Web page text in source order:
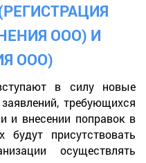
ООО) И
ООО)
в силу новые
требующихся
и внесении поправок в
присутствовать
осуществлять